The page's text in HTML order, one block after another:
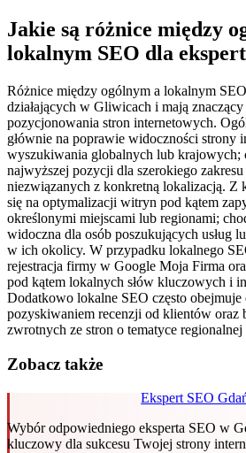
Jakie są różnice między
lokalnym SEO dla
Różnice między ogólnym a lokalnym
działających w Gliwicach i mają
pozycjonowania stron internetowych.
głównie na poprawie widoczności strony
wyszukiwania globalnych lub krajowych;
najwyższej pozycji dla szerokiego
niezwiązanych z konkretną lokalizacją. Z
się na optymalizacji witryn pod kątem
określonymi miejscami lub regionami;
widoczna dla osób poszukujących usług
w ich okolicy. W przypadku lokalnego
rejestracja firmy w Google Moja Firma
pod kątem lokalnych słów kluczowych i
Dodatkowo lokalne SEO często obejmuje
pozyskiwaniem recenzji od klientów oraz
zwrotnych ze stron o tematyce
Zobacz także
Ekspert SEO
Wybór odpowiedniego eksperta SEO w
kluczowy dla sukcesu Twojej strony